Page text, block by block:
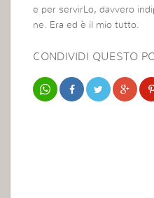
e per servirLo, davvero
ne. Era ed è il mio tutto.
CONDIVIDI QUESTO